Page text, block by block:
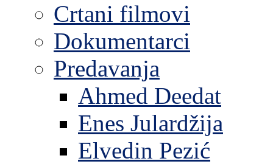
Crtani filmovi
Dokumentarci
Predavanja
Ahmed Deedat
Enes Julardžija
Elvedin Pezić